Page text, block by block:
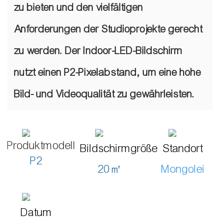
zu bieten und den vielfältigen
Anforderungen der Studioprojekte gerecht
zu werden. Der Indoor-LED-Bildschirm
nutzt einen P2-Pixelabstand, um eine hohe
Bild- und Videoqualität zu gewährleisten.
Produktmodell
P2
Bildschirmgröße
20㎡
Standort
Mongolei
Datum